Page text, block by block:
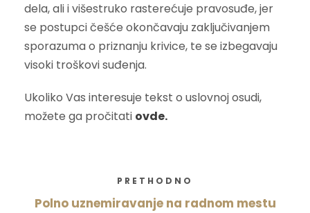
dela, ali i višestruko rasterećuje pravosuđe, jer
se postupci češće okončavaju zaključivanjem
sporazuma o priznanju krivice, te se izbegavaju
visoki troškovi suđenja.
Ukoliko Vas interesuje tekst o uslovnoj osudi,
možete ga pročitati ovde.
PRETHODNO
Polno uznemiravanje na radnom mestu